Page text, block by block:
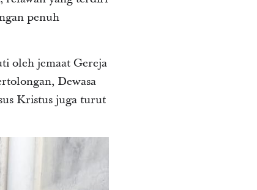
penuh
oleh jemaat Gereja
Dewasa
Kristus juga turut